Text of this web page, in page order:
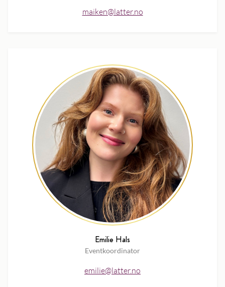
maiken@latter.no
Emilie Hals
Eventkoordinator
emilie@latter.no